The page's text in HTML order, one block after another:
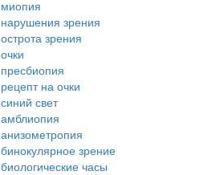
миопия
нарушения зрения
острота зрения
очки
пресбиопия
рецепт на очки
синий свет
амблиопия
анизометропия
бинокулярное зрение
биологические часы